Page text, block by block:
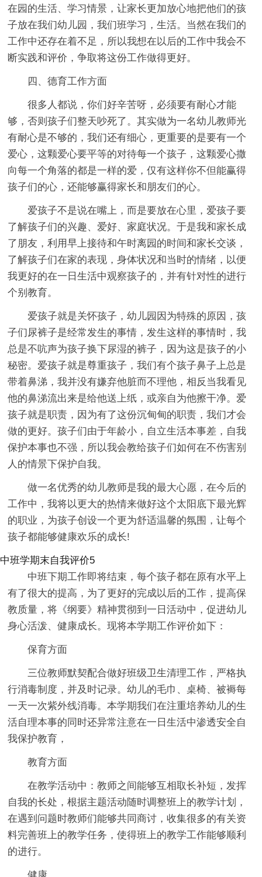
在园的生活、学习情景，让家长更加放心地把他们的孩
子放在我们幼儿园，我们班学习，生活。当然在我们的
工作中还存在着不足，所以我想在以后的工作中我会不
断实践和评价，争取将这份工作做得更好。
四、德育工作方面
很多人都说，你们好辛苦呀，必须要有耐心才能
够，否则孩子们整天吵死了。其实做为一名幼儿教师光
有耐心是不够的，我们还有细心，更重要的是要有一个
爱心，这颗爱心要平等的对待每一个孩子，这颗爱心撒
向每一个角落的都是一样的爱，仅有这样你不但能赢得
孩子们的心，还能够赢得家长和朋友们的心。
爱孩子不是说在嘴上，而是要放在心里，爱孩子要
了解孩子们的兴趣、爱好、家庭状况。于是我和家长成
了朋友，利用早上接待和午时离园的时间和家长交谈，
了解孩子们在家的表现，身体状况和当时的情绪，以便
我更好的在一日生活中观察孩子的，并有针对性的进行
个别教育。
爱孩子就是关怀孩子，幼儿园因为特殊的原因，孩
子们尿裤子是经常发生的事情，发生这样的事情时，我
总是不吭声为孩子换下尿湿的裤子，因为这是孩子的小
秘密。爱孩子就是尊重孩子，我们有个孩子鼻子上总是
带着鼻涕，我并没有嫌弃他脏而不理他，相反当我看见
他的鼻涕流出来是给他送上纸，或亲自为他擦干净。爱
孩子就是职责，因为有了这份沉甸甸的职责，我们才会
做的更好。孩子们由于年龄小，自立生活本事差，自我
保护本事也不强，所以我会教给孩子们如何在不伤害别
人的情景下保护自我。
做一名优秀的幼儿教师是我的最大心愿，在今后的
工作中，我将以更大的热情来做好这个太阳底下最光辉
的职业，为孩子创设一个更为舒适温馨的氛围，让每个
孩子都能够健康欢乐的成长!
中班学期末自我评价5
中班下期工作即将结束，每个孩子都在原有水平上
有了很大的提高，为了更好的完成以后的工作，提高保
教质量，将《纲要》精神贯彻到一日活动中，促进幼儿
身心活泼、健康成长。现将本学期工作评价如下：
保育方面
三位教师默契配合做好班级卫生清理工作，严格执
行消毒制度，并及时记录。幼儿的毛巾、桌椅、被褥每
一天一次紫外线消毒。本学期我们在注重培养幼儿的生
活自理本事的同时还异常注意在一日生活中渗透安全自
我保护教育，
教育方面
在教学活动中：教师之间能够互相取长补短，发挥
自我的长处，根据主题活动随时调整班上的教学计划，
在遇到问题时教师们能够共同商讨，收集很多的有关资
料完善班上的教学任务，使得班上的教学工作能够顺利
的进行。